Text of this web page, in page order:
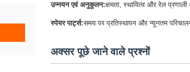
उन्नयन एवं अनुकूलन:क्षमता, स्थायित्व और रेल
स्पेयर पार्ट्स:समय पर प्रतिस्थापन और न्यूनतम
अक्सर पूछे जाने वाले प्रश्नों